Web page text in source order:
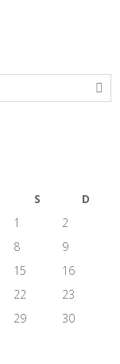
S
D
1
2
8
9
15
16
22
23
29
30